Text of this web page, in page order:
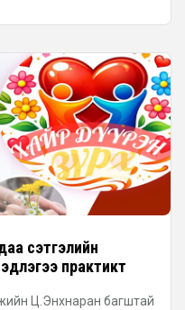
сэтгэлийн
практикт
Ц.Энхнаран багштай